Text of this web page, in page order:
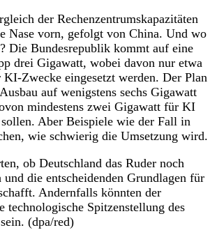
der Rechenzentrumskapazitäten
Nase vorn, gefolgt von China. Und wo
Die Bundesrepublik kommt auf eine
drei Gigawatt, wobei davon nur etwa
Zwecke eingesetzt werden. Der Plan
auf wenigstens sechs Gigawatt
mindestens zwei Gigawatt für KI
Aber Beispiele wie der Fall in
wie schwierig die Umsetzung wird.
ob Deutschland das Ruder noch
und die entscheidenden Grundlagen für
Andernfalls könnten der
technologische Spitzenstellung des
(dpa/red)